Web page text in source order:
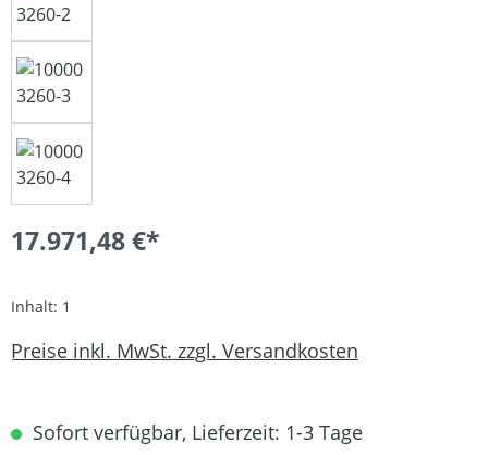
17.971,48 €*
Inhalt: 1
Preise inkl. MwSt. zzgl. Versandkosten
Sofort verfügbar, Lieferzeit: 1-3 Tage